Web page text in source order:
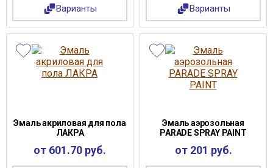
Варианты Варианты
Эмаль акриловая для пола
ЛАКРА
от 601.70 руб.
Эмаль аэрозольная
PARADE SPRAY PAINT
от 201 руб.